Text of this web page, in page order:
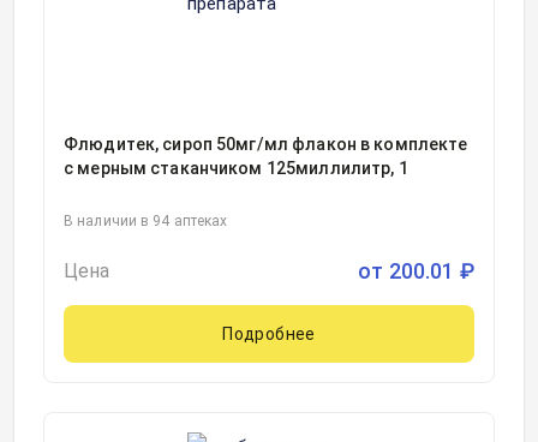
Флюдитек, сироп 50мг/мл флакон в комплекте
с мерным стаканчиком 125миллилитр, 1
В наличии в 94 аптеках
Цена от 200.01 ₽
Подробнее